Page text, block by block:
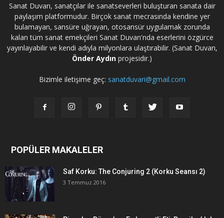
Sanat Duvarı, sanatçılar ile sanatseverleri buluşturan sanata dair
paylaşım platformudur. Birçok sanat mecrasında kendine yer
bulamayan, sansüre uğrayan, otosansür uygulamak zorunda
kalan tüm sanat emekçileri Sanat Duvarı'nda eserlerini özgürce
yayınlayabilir ve kendi adıyla milyonlara ulaştırabilir. (Sanat Duvarı,
Önder Aydın projesidir.)
Bizimle iletişime geç: sanatduvari@gmail.com
POPÜLER MAKALELER
Saf Korku: The Conjuring 2 (Korku Seansı 2)
3 Temmuz 2016